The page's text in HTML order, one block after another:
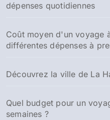
dépenses quotidiennes
Coût moyen d'un voyage
différentes dépenses à
Découvrez la ville de La
Quel budget pour un
semaines ?